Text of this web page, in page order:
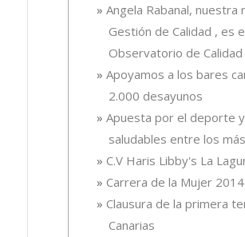
Angela Rabanal, nuestra
Gestión de Calidad , es
Observatorio de
Apoyamos a los bares
2.000 desayunos
Apuesta por el deporte
saludables entre los
C.V Haris Libby's La
Carrera de la Mujer
Clausura de la primera
Canarias